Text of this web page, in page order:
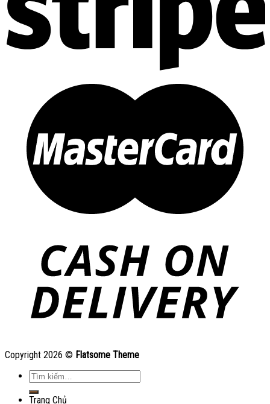
Copyright 2026 © Flatsome Theme
Tìm
kiếm:
Trang Chủ